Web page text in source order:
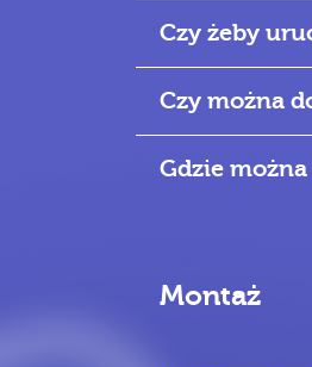
Czy żeby
Czy można
Gdzie
Montaż